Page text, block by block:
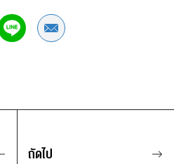
Share by Email
ถัดไป